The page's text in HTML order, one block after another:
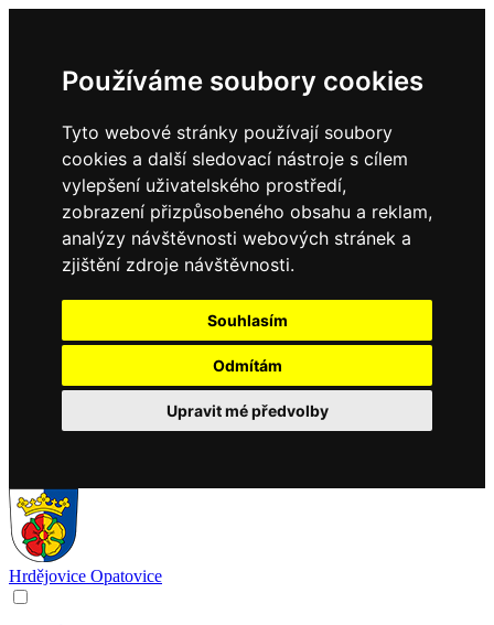
Používáme soubory cookies
Tyto webové stránky používají soubory
cookies a další sledovací nástroje s cílem
vylepšení uživatelského prostředí,
zobrazení přizpůsobeného obsahu a reklam,
analýzy návštěvnosti webových stránek a
zjištění zdroje návštěvnosti.
Souhlasím
Odmítám
Upravit mé předvolby
Hrdějovice Opatovice